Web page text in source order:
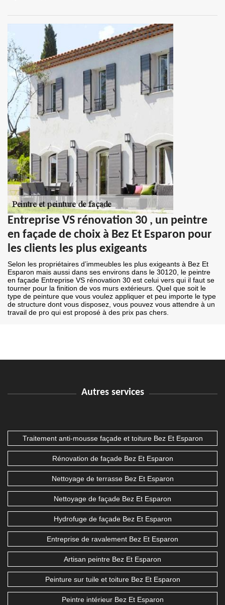
Entreprise VS rénovation 30 , un peintre
en façade de choix à Bez Et Esparon pour
les clients les plus exigeants
Selon les propriétaires d’immeubles les plus exigeants à Bez Et
Esparon mais aussi dans ses environs dans le 30120, le peintre
en façade Entreprise VS rénovation 30 est celui vers qui il faut se
tourner pour la finition de vos murs extérieurs. Quel que soit le
type de peinture que vous voulez appliquer et peu importe le type
de structure dont vous disposez, vous pouvez vous attendre à un
travail de pro qui est proposé à des prix pas chers.
Autres services
Traitement anti-mousse façade et toiture Bez Et Esparon
Rénovation de façade Bez Et Esparon
Nettoyage de terrasse Bez Et Esparon
Nettoyage de façade Bez Et Esparon
Hydrofuge de façade Bez Et Esparon
Entreprise de ravalement Bez Et Esparon
Artisan peintre Bez Et Esparon
Peinture sur tuile et toiture Bez Et Esparon
Peintre intérieur Bez Et Esparon